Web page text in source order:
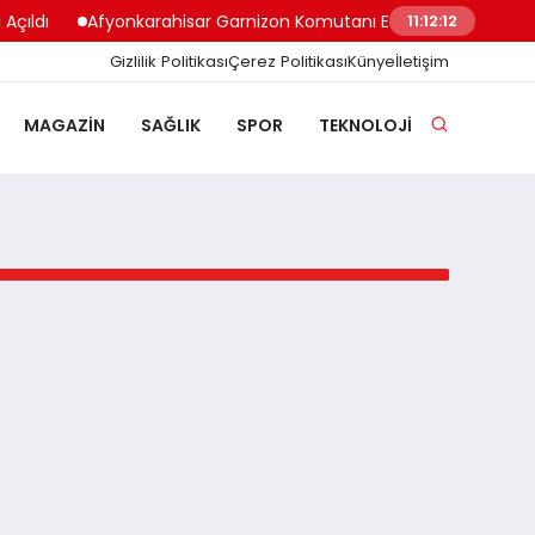
Afyonkarahisar Garnizon Komutanı Emekliye Sevk Edildi
11:12:12
Gizlilik PolitikasıÇerez PolitikasıKünyeİletişim
MAGAZIN SAĞLIK SPOR TEKNOLOJI